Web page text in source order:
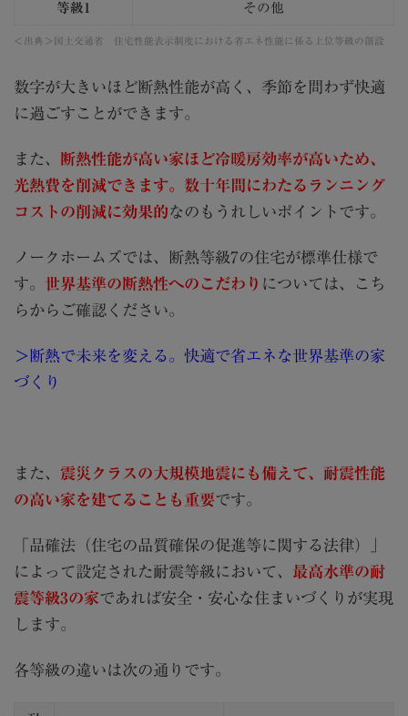
等級1 その他
＜出典＞ 国土交通省 住宅性能表示制度における省エネ性能に係る上位等級の創設
数字が大きいほど断熱性能が高く、季節を問わず快適
に過ごすことができます。
また、
断熱性能が高い家ほど冷暖房効率が高いため、
光熱費を削減できます。数十年間にわたるランニング
コストの削減に効果的なのもうれしいポイントです。
ノークホームズでは、断熱等級7の住宅が標準仕様で
す。 世界基準の断熱性へのこだわり については、こち
らからご確認ください。
＞断熱で未来を変える。快適で省エネな世界基準の家
づくり
また、 震災クラスの大規模地震にも備えて、耐震性能
の高い家を建てることも重要です。
「品確法（住宅の品質確保の促進等に関する法律）」
によって設定された耐震等級において、 最高水準の耐
震等級3の家であれば安全・安心な住まいづくりが実現
します。
各等級の違いは次の通りです。